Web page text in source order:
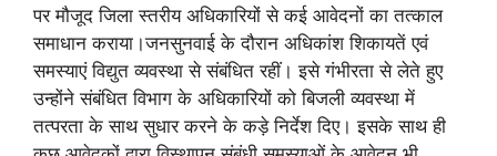
पर मौजूद जिला स्तरीय अधिकारियों से कई आवेदनों का तत्काल
समाधान कराया।जनसुनवाई के दौरान अधिकांश शिकायतें एवं
समस्याएं विद्युत व्यवस्था से संबंधित रहीं। इसे गंभीरता से लेते हुए
उन्होंने संबंधित विभाग के अधिकारियों को बिजली व्यवस्था में
तत्परता के साथ सुधार करने के कड़े निर्देश दिए। इसके साथ ही